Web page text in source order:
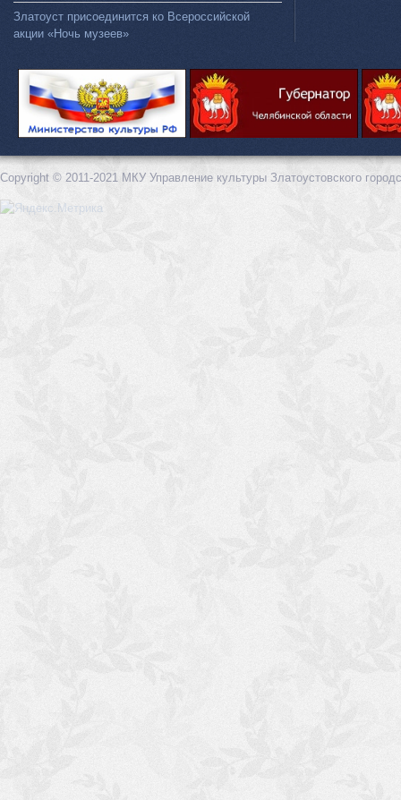
Златоуст присоединится ко Всероссийской
акции «Ночь музеев»
Copyright © 2011-2021 МКУ Управление культуры Златоустовского